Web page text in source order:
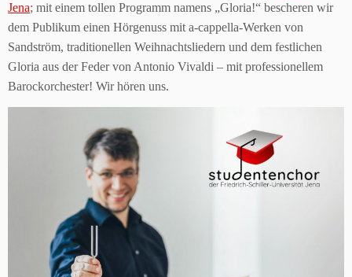
Jena; mit einem tollen Programm namens „Gloria!“ bescheren wir
dem Publikum einen Hörgenuss mit a-cappella-Werken von
Sandström, traditionellen Weihnachtsliedern und dem festlichen
Gloria aus der Feder von Antonio Vivaldi – mit professionellem
Barockorchester! Wir hören uns.